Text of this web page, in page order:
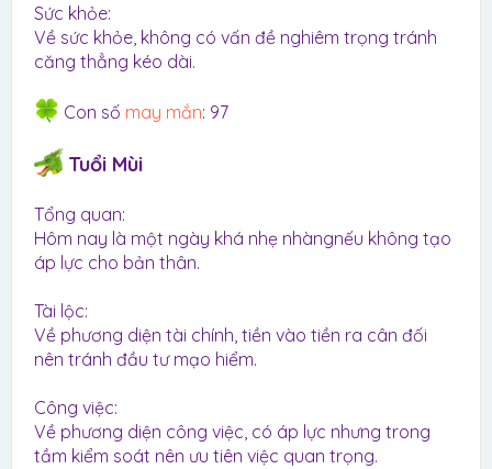
Sức khỏe:
Về sức khỏe, không có vấn đề nghiêm trọng tránh
căng thẳng kéo dài.
Con số may mắn: 97
Tuổi Mùi
Tổng quan:
Hôm nay là một ngày khá nhẹ nhàngnếu không tạo
áp lực cho bản thân.
Tài lộc:
Về phương diện tài chính, tiền vào tiền ra cân đối
nên tránh đầu tư mạo hiểm.
Công việc:
Về phương diện công việc, có áp lực nhưng trong
tầm kiểm soát nên ưu tiên việc quan trọng.